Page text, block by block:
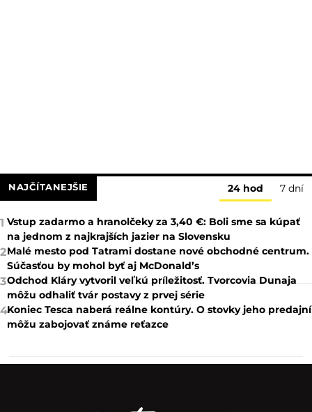
NAJČÍTANEJŠIE 24 hod 7 dní
1 Vstup zadarmo a hranolčeky za 3,40 €: Boli sme sa kúpať
na jednom z najkrajších jazier na Slovensku
2Malé mesto pod Tatrami dostane nové obchodné centrum.
Súčasťou by mohol byť aj McDonald’s
3Odchod Kláry vytvoril veľkú príležitosť. Tvorcovia Dunaja
môžu odhaliť tvár postavy z prvej série
4Koniec Tesca naberá reálne kontúry. O stovky jeho predajní
môžu zabojovať známe reťazce